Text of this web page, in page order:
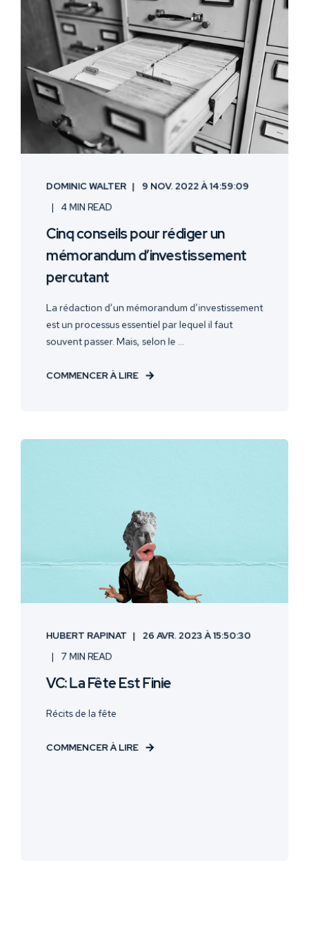
DOMINIC WALTER 9 NOV. 2022 À 14:59:09
4 MIN READ
Cinq conseils pour rédiger un
mémorandum d’investissement
percutant
La rédaction d’un mémorandum d’investissement
est un processus essentiel par lequel il faut
souvent passer. Mais, selon le ...
COMMENCER À LIRE
HUBERT RAPINAT 26 AVR. 2023 À 15:50:30
7 MIN READ
VC: La Fête Est Finie
Récits de la fête
COMMENCER À LIRE